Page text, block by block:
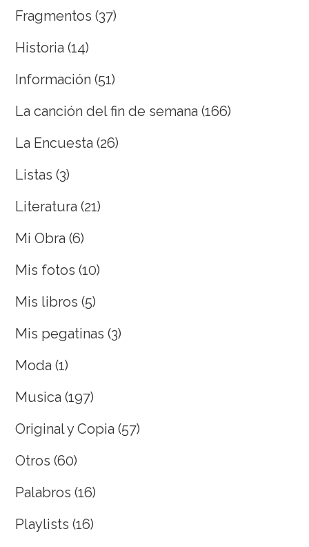
Fragmentos (37)
Historia (14)
Información (51)
La canción del fin de semana (166)
La Encuesta (26)
Listas (3)
Literatura (21)
Mi Obra (6)
Mis fotos (10)
Mis libros (5)
Mis pegatinas (3)
Moda (1)
Musica (197)
Original y Copia (57)
Otros (60)
Palabros (16)
Playlists (16)